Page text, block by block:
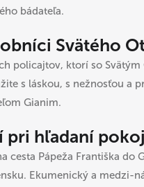
bádateľa.
Svätého
policajtov, ktorí so
s láskou, s nežnosťou a
Gianim.
pri hľadaní
cesta Pápeža Františka do
Ekumenický a medzi-